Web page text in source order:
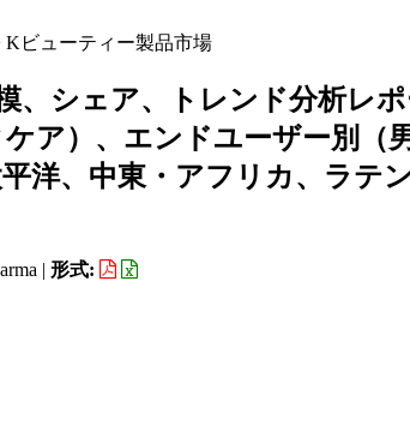
Kビューティー製品市場
、シェア、トレンド分析レ
ア）、エンドユーザー別（
洋、中東・アフリカ、ラテ
| 形式: